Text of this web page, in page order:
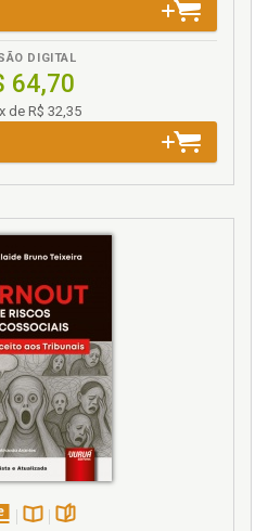
como trabalho
p. 45
do sujeito, p. 63
trabalho constitutivo do
Linguagem como trabalho
de vida no processo de
DIGITAL
64,70
de R$ 32,35